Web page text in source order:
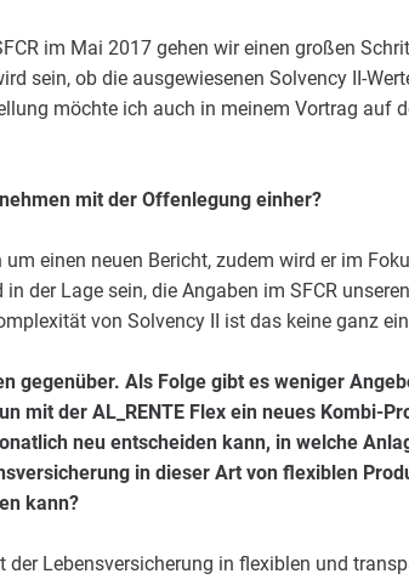
im Mai 2017 gehen wir einen großen
sein, ob die ausgewiesenen Solvency II-
möchte ich auch in meinem Vortrag auf
mit der Offenlegung einher?
um einen neuen Bericht, zudem wird er im
der Lage sein, die Angaben im SFCR
von Solvency II ist das keine ganz
gegenüber. Als Folge gibt es weniger
mit der AL_RENTE Flex ein neues Kombi-
neu entscheiden kann, in welche
in dieser Art von flexiblen
kann?
der Lebensversicherung in flexiblen und